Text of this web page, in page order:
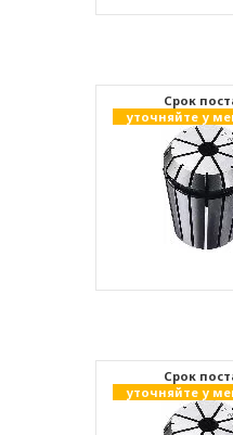
Cрок
уточняйте у
Cрок
уточняйте у